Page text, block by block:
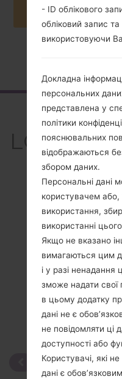
GO1)
- ID облікового
обліковий запис
використовуючи
Докладна
персональних
представлена у
політики
пояснювальних
відображаються
збором даних.
Персональні дані
користувачем
використання,
використанні
Якщо не вказано
вимагаються цим
і у разі ненадання
зможе надати свої
в цьому додатку
дані не є
не повідомляти ці
доступності або
Користувачі, які
дані є